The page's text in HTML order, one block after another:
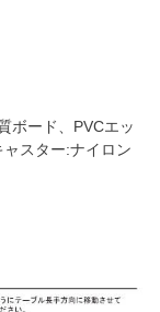
ボード、PVCエッ
スター:ナイロン